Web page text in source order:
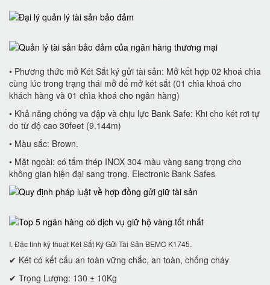
• Phương thức mở Két Sắt ký gửi tài sản: Mở kết hợp 02 khoá chìa
cùng lúc trong trạng thái mở để mở két sắt (01 chìa khoá cho
khách hàng và 01 chìa khoá cho ngân hàng)
• Khả năng chống va đập và chịu lực Bank Safe: Khi cho két rơi tự
do từ độ cao 30feet (9.144m)
• Màu sắc: Brown.
• Mặt ngoài: có tấm thép INOX 304 màu vàng sang trọng cho
không gian hiện đại sang trọng. Electronic Bank Safes
I. Đặc tính kỹ thuật Két Sắt Ký Gửi Tài Sản BEMC K1745.
✔ Két có kết cấu an toàn vững chắc, an toàn, chống cháy
✔ Trọng Lượng: 130 ± 10Kg